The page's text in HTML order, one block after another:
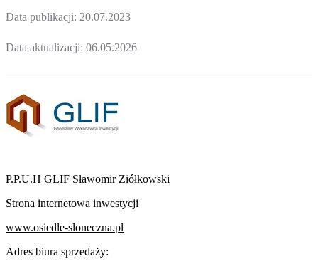
Data publikacji: 20.07.2023
Data aktualizacji: 06.05.2026
P.P.U.H GLIF Sławomir Ziółkowski
Strona internetowa inwestycji
www.osiedle-sloneczna.pl
Adres biura sprzedaży: